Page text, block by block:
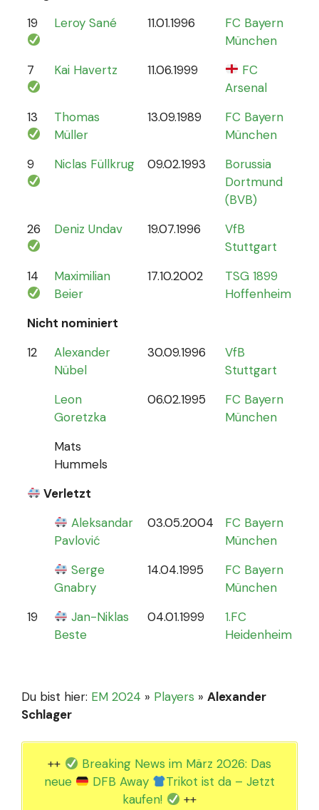
19
Leroy Sané 11.01.1996
FC Bayern
München
7 Kai Havertz 11.06.1999
FC
Arsenal
13
Thomas
Müller
13.09.1989
FC Bayern
München
9 Niclas Füllkrug 09.02.1993
Borussia
Dortmund
(BVB)
26 Deniz Undav 19.07.1996
VfB
Stuttgart
14
Maximilian
Beier
17.10.2002
TSG 1899
Hoffenheim
Nicht nominiert
12
Alexander
Nübel
30.09.1996
VfB
Stuttgart
Leon
Goretzka
06.02.1995
FC Bayern
München
Mats
Hummels
Verletzt
Aleksandar
Pavlović
03.05.2004
FC Bayern
München
Serge
Gnabry
14.04.1995
FC Bayern
München
19
Jan-Niklas
Beste
04.01.1999
1.FC
Heidenheim
Du bist hier: EM 2024 » Players » Alexander
Schlager
++
Breaking News im März 2026: Das
neue
DFB Away
Trikot ist da – Jetzt
kaufen!
++